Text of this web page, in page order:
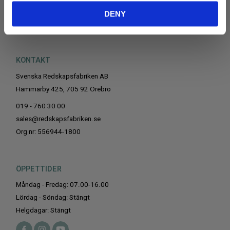
DENY
KONTAKT
Svenska Redskapsfabriken AB
Hammarby 425, 705 92 Örebro
019 - 760 30 00
sales@redskapsfabriken.se
Org nr: 556944-1800
ÖPPETTIDER
Måndag - Fredag: 07.00-16.00
Lördag - Söndag: Stängt
Helgdagar: Stängt